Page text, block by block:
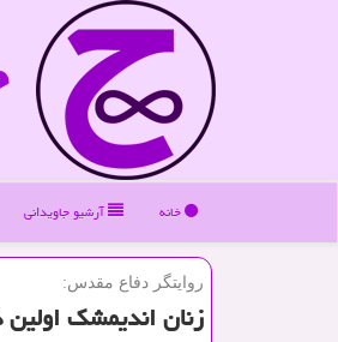
خانه آرشیو جاویدانی
روایتگر دفاع مقدس:
زنان اندیمشک